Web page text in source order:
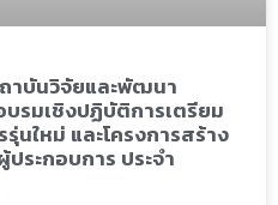
าบันวิจัยและพัฒนา
รมเชิงปฏิบัติการเตรียม
นใหม่ และโครงการสร้าง
ระกอบการ ประจำ